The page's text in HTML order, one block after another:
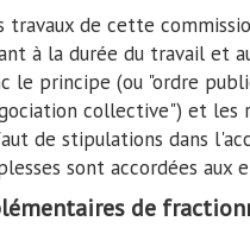
travaux de cette
à la durée du travail et
le principe (ou "ordre
collective") et les
de stipulations dans
sont accordées aux
de